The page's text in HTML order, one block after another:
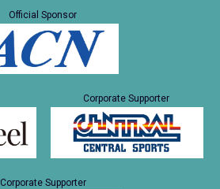
Official Sponsor
Corporate Supporter
Corporate Supporter